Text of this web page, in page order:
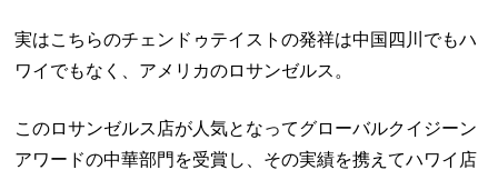
実はこちらのチェンドゥテイストの発祥は中国四川でもハ
ワイでもなく、アメリカのロサンゼルス。
このロサンゼルス店が人気となってグローバルクイジーン
アワードの中華部門を受賞し、その実績を携えてハワイ店